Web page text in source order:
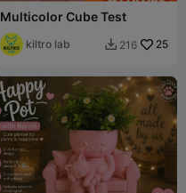
Multicolor Cube Test
kiltro lab  216 25